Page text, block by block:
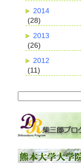
2014
(28)
2013
(26)
2012
(11)